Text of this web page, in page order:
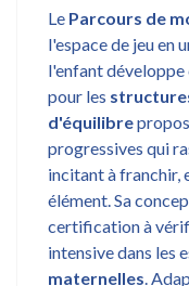
Le Parcours de
l'espace de jeu en
l'enfant
pour les
d'équilibre
progressives qui
incitant à franchir,
élément. Sa
certification à
intensive dans les
maternelles.